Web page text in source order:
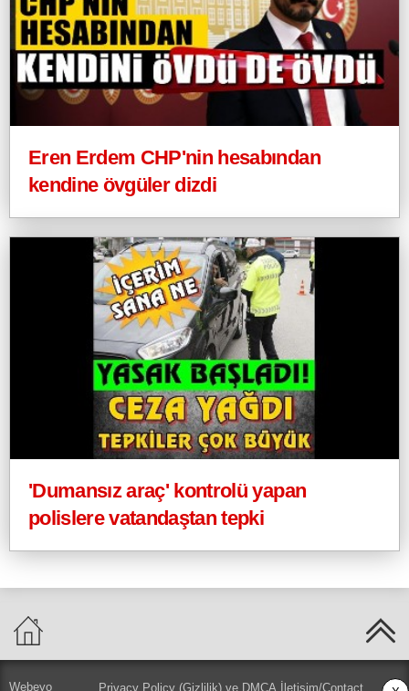
Eren Erdem CHP'nin hesabından
kendine övgüler dizdi
'Dumansız araç' kontrolü yapan
polislere vatandaştan tepki
Webeyo Privacy Policy (Gizlilik) ve DMCA İletişim/Contact